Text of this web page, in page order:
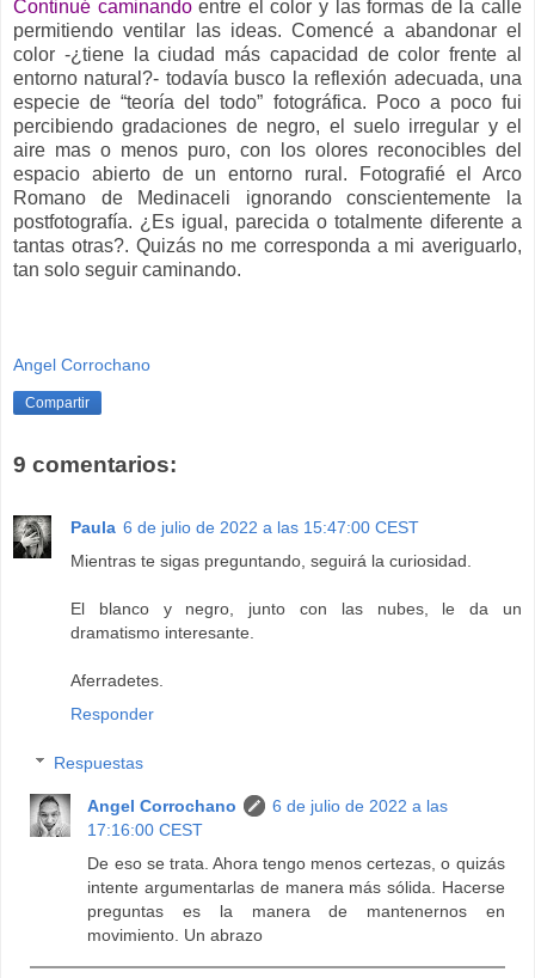
Continué caminandoentre el color y las formas de la calle
permitiendo ventilar las ideas. Comencé a abandonar el
color -¿tiene la ciudad más capacidad de color frente al
entorno natural?- todavía busco la reflexión adecuada, una
especie de “teoría del todo” fotográfica. Poco a poco fui
percibiendo gradaciones de negro, el suelo irregular y el
aire mas o menos puro, con los olores reconocibles del
espacio abierto de un entorno rural. Fotografié el Arco
Romano de Medinaceli ignorando conscientemente la
postfotografía. ¿Es igual, parecida o totalmente diferente a
tantas otras?. Quizás no me corresponda a mi averiguarlo,
tan solo seguir caminando.
Angel Corrochano
Compartir
9 comentarios:
Paula 6 de julio de 2022 a las 15:47:00 CEST
Mientras te sigas preguntando, seguirá la curiosidad.
El blanco y negro, junto con las nubes, le da un
dramatismo interesante.
Aferradetes.
Responder
Respuestas
Angel Corrochano
6 de julio de 2022 a las
17:16:00 CEST
De eso se trata. Ahora tengo menos certezas, o quizás
intente argumentarlas de manera más sólida. Hacerse
preguntas es la manera de mantenernos en
movimiento. Un abrazo